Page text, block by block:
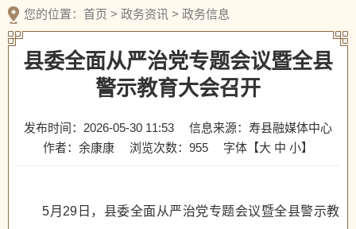
新媒体
您的位置： 首页 > 政务资讯 > 政务信息
县委全面从严治党专题会议暨全县
警示教育大会召开
发布时间：2026-05-30 11:53
信息来源：寿县融媒体中心
作者：余康康
浏览次数： 955 字体【大 中 小】
5月29日，县委全面从严治党专题会议暨全县警示教